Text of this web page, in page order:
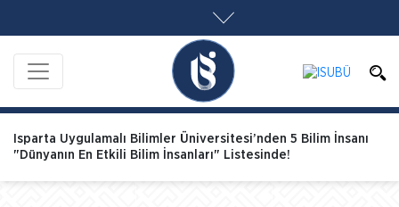
Isparta Uygulamalı Bilimler Üniversitesi’nden 5 Bilim İnsanı
"Dünyanın En Etkili Bilim İnsanları" Listesinde!